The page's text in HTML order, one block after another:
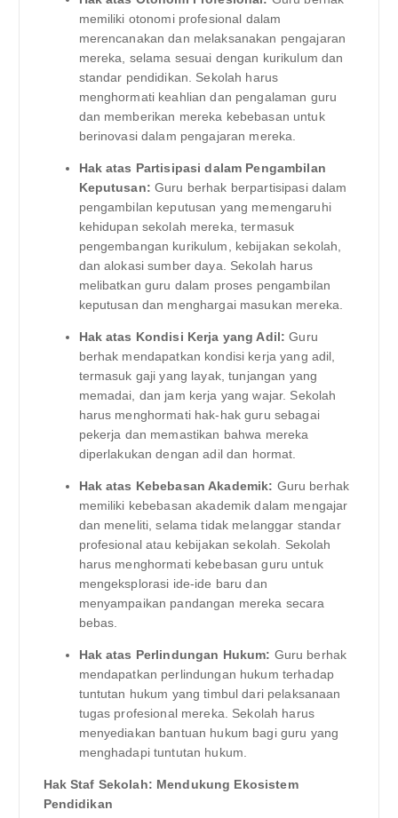
memiliki otonomi profesional dalam
merencanakan dan melaksanakan pengajaran
mereka, selama sesuai dengan kurikulum dan
standar pendidikan. Sekolah harus
menghormati keahlian dan pengalaman guru
dan memberikan mereka kebebasan untuk
berinovasi dalam pengajaran mereka.
Hak atas Partisipasi dalam Pengambilan
Keputusan: Guru berhak berpartisipasi dalam
pengambilan keputusan yang memengaruhi
kehidupan sekolah mereka, termasuk
pengembangan kurikulum, kebijakan sekolah,
dan alokasi sumber daya. Sekolah harus
melibatkan guru dalam proses pengambilan
keputusan dan menghargai masukan mereka.
Hak atas Kondisi Kerja yang Adil: Guru
berhak mendapatkan kondisi kerja yang adil,
termasuk gaji yang layak, tunjangan yang
memadai, dan jam kerja yang wajar. Sekolah
harus menghormati hak-hak guru sebagai
pekerja dan memastikan bahwa mereka
diperlakukan dengan adil dan hormat.
Hak atas Kebebasan Akademik: Guru berhak
memiliki kebebasan akademik dalam mengajar
dan meneliti, selama tidak melanggar standar
profesional atau kebijakan sekolah. Sekolah
harus menghormati kebebasan guru untuk
mengeksplorasi ide-ide baru dan
menyampaikan pandangan mereka secara
bebas.
Hak atas Perlindungan Hukum: Guru berhak
mendapatkan perlindungan hukum terhadap
tuntutan hukum yang timbul dari pelaksanaan
tugas profesional mereka. Sekolah harus
menyediakan bantuan hukum bagi guru yang
menghadapi tuntutan hukum.
Hak Staf Sekolah: Mendukung Ekosistem
Pendidikan